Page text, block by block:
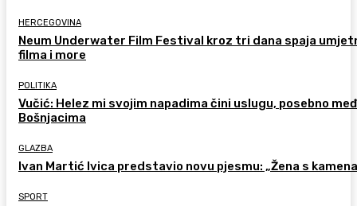
HERCEGOVINA
Neum Underwater Film Festival kroz tri dana spaja
filma i more
POLITIKA
Vučić: Helez mi svojim napadima čini uslugu, posebno
Bošnjacima
GLAZBA
Ivan Martić Ivica predstavio novu pjesmu: „Žena s
SPORT